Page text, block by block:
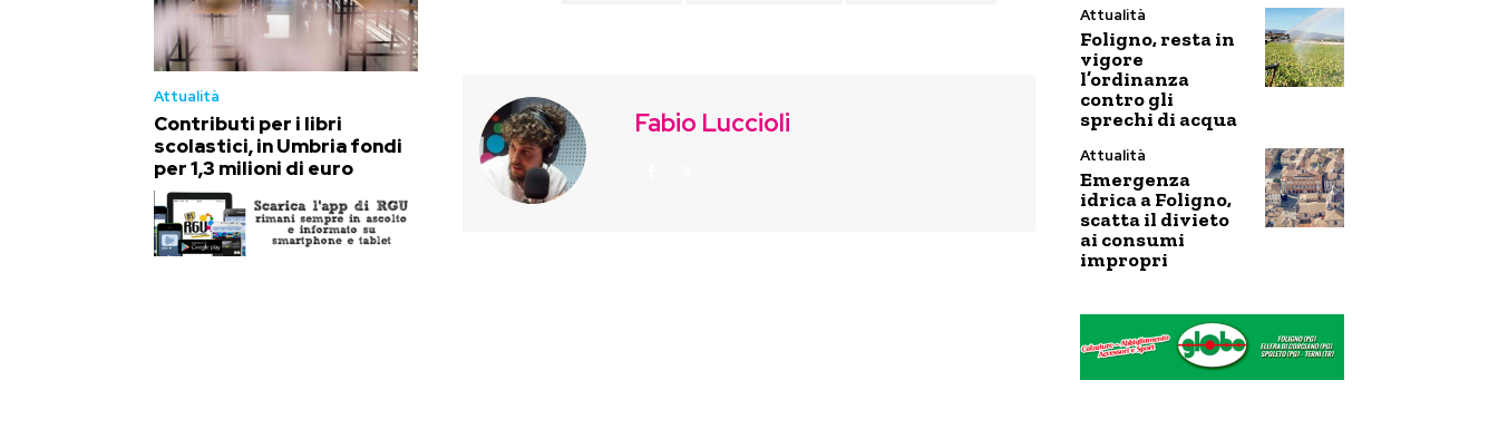
Attualità
Contributi per i libri
scolastici, in Umbria fondi
per 1,3 milioni di euro
Fabio Luccioli
Attualità
Foligno, resta in
vigore
l’ordinanza
contro gli
sprechi di acqua
Attualità
Emergenza
idrica a Foligno,
scatta il divieto
ai consumi
impropri